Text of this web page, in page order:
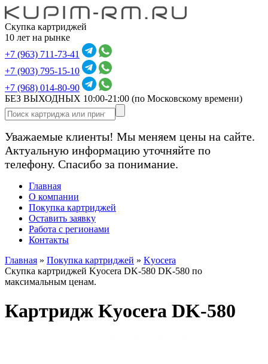
Скупка картриджей
10 лет на рынке
+7 (963) 711-73-41
+7 (903) 795-15-10
+7 (968) 014-80-90
БЕЗ ВЫХОДНЫХ 10:00-21:00 (по Московскому времени)
Уважаемые клиенты! Мы меняем цены на сайте.
Актуальную информацию уточняйте по
телефону. Спасибо за понимание.
Главная
О компании
Покупка картриджей
Оставить заявку
Работа с регионами
Контакты
Главная » Покупка картриджей » Kyocera
Скупка картриджей Kyocera DK-580 DK-580 по
максимальным ценам.
Картридж Kyocera DK-580